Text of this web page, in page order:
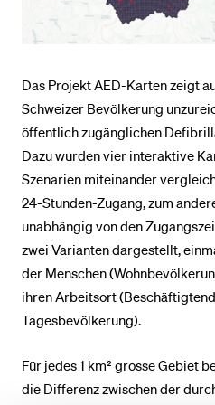
Das Projekt AED-Karten zeigt
Schweizer Bevölkerung
öffentlich zugänglichen
Dazu wurden vier interaktive
Szenarien miteinander
24-Stunden-Zugang, zum
unabhängig von den
zwei Varianten dargestellt,
der Menschen
ihren Arbeitsort
Tagesbevölkerung).
Für jedes 1 km² grosse Gebiet
die Differenz zwischen der
Vorlesungsverzeichnis
Bibliothek
Sportangebot
Menuplan Mensa
Anmeldung und Zulassung